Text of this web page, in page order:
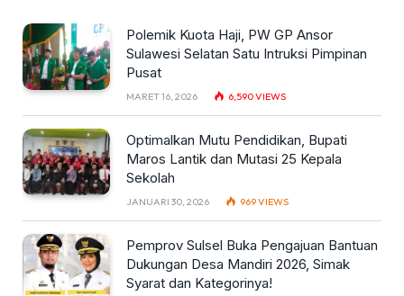
Polemik Kuota Haji, PW GP Ansor
Sulawesi Selatan Satu Intruksi Pimpinan
Pusat
MARET 16, 2026 6,590VIEWS
Optimalkan Mutu Pendidikan, Bupati
Maros Lantik dan Mutasi 25 Kepala
Sekolah
JANUARI 30, 2026 969VIEWS
Pemprov Sulsel Buka Pengajuan Bantuan
Dukungan Desa Mandiri 2026, Simak
Syarat dan Kategorinya!